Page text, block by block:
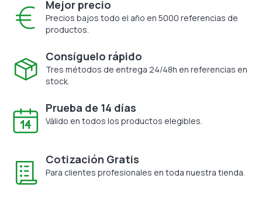
Mejor precio
Precios bajos todo el año en 5000 referencias de
productos.
Consíguelo rápido
Tres métodos de entrega 24/48h en referencias en
stock.
Prueba de 14 días
Válido en todos los productos elegibles.
Cotización Gratis
Para clientes profesionales en toda nuestra tienda.